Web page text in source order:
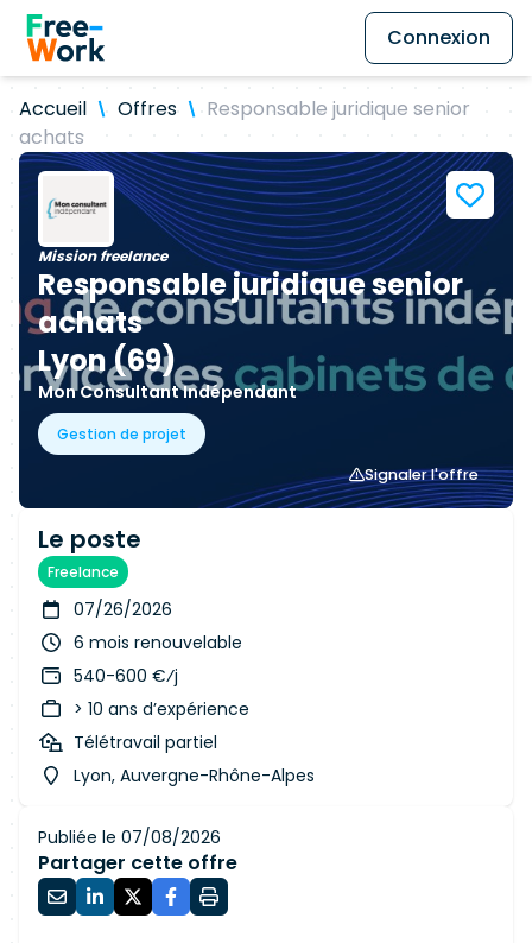
Connexion
Accueil Offres
Responsable juridique senior
achats
Mission freelance
Responsable juridique senior
achats
Lyon (69)
Mon Consultant Indépendant
Gestion de projet
Signaler l'offre
Le poste
Freelance
07/26/2026
6 mois renouvelable
540-600 €⁄j
> 10 ans d’expérience
Télétravail partiel
Lyon, Auvergne-Rhône-Alpes
Publiée le 07/08/2026
Partager cette offre